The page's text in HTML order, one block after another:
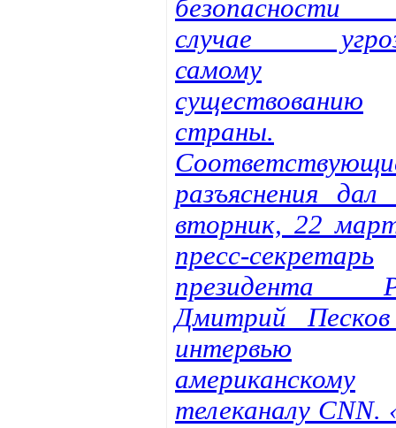
случае
самому
существованию
страны.
разъяснения дал
вторник, 22
пресс-секретарь
президента
Дмитрий
интервью
американскому
телеканалу CNN.